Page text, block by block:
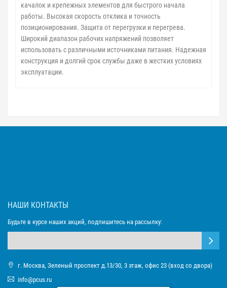
качалок и крепежных элементов для быстрого начала
работы. Высокая скорость отклика и точность
позиционирования. Защита от перегрузки и перегрева.
Широкий диапазон рабочих напряжений позволяет
использовать с различными источниками питания. Надежная
конструкция и долгий срок службы даже в жестких условиях
эксплуатации.
НАШИ КОНТАКТЫ
Будьте в курсе наших акций, подпишитесь на рассылку:
г. Москва, Зеленый проспект д.13/30, 3 этаж, офис 23 (вход со двора)
info@pcus.ru